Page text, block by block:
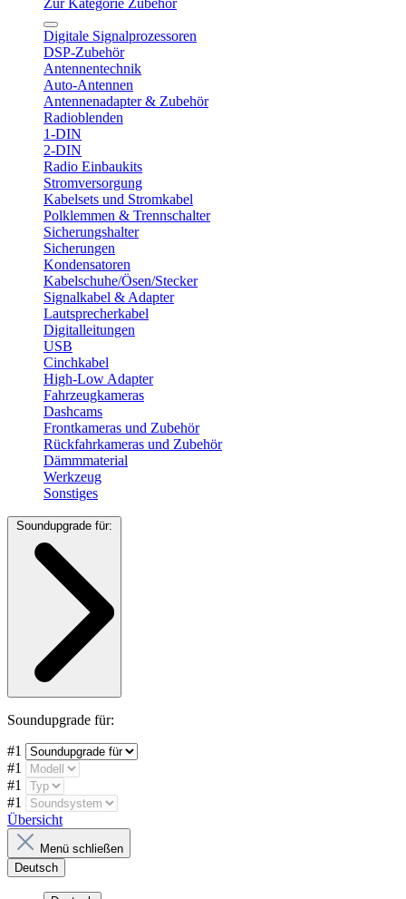
Digitale Signalprozessoren
DSP-Zubehör
Antennentechnik
Auto-Antennen
Antennenadapter & Zubehör
Radioblenden
1-DIN
2-DIN
Radio Einbaukits
Stromversorgung
Kabelsets und Stromkabel
Polklemmen & Trennschalter
Sicherungshalter
Sicherungen
Kondensatoren
Kabelschuhe/Ösen/Stecker
Signalkabel & Adapter
Lautsprecherkabel
Digitalleitungen
USB
Cinchkabel
High-Low Adapter
Fahrzeugkameras
Dashcams
Frontkameras und Zubehör
Rückfahrkameras und Zubehör
Dämmmaterial
Werkzeug
Sonstiges
Soundupgrade für:
Soundupgrade für:
#1
#1
#1
#1
Übersicht
Menü schließen
Deutsch